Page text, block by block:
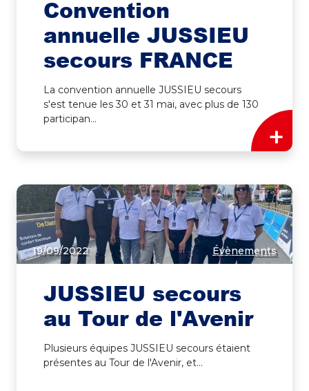
Convention
annuelle JUSSIEU
secours FRANCE
+
La convention annuelle JUSSIEU secours
s'est tenue les 30 et 31 mai, avec plus de 130
participan...
19/09/2022 Évènements
JUSSIEU secours
au Tour de l'Avenir
Plusieurs équipes JUSSIEU secours étaient
présentes au Tour de l'Avenir, et...